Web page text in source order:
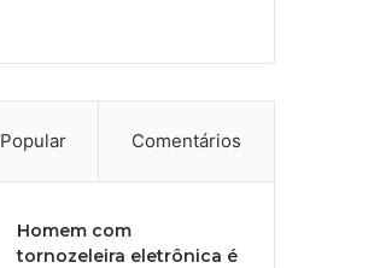
Popular Comentários
Homem com
tornozeleira eletrônica é